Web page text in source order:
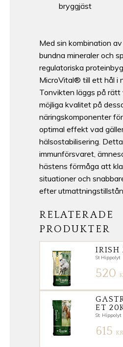
bryggjäst
Med sin kombination
bundna mineraler och
regulatoriska
MicroVital® till ett hål i
Tonvikten läggs på rätt
möjliga kvalitet på
näringskomponenter
optimal effekt vad
hälsostabilisering.
immunförsvaret,
hästens förmåga att
situationer och
efter
RELATERADE
PRODUKTER
IRISH
St Hippolyt
520
ET
St. Hippolyt
615